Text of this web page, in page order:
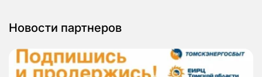
Новости партнеров